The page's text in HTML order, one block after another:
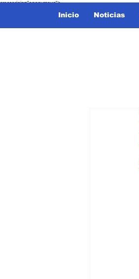
crossorigin="anonymous">
Inicio Noticias